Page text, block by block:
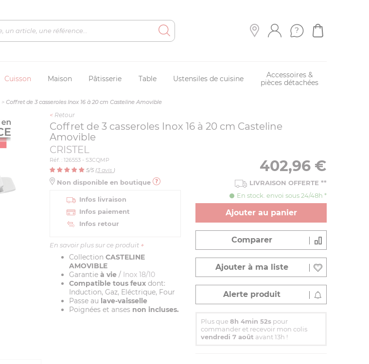
Cuisson Maison Pâtisserie Table Ustensiles de cuisine
Accessoires &
pièces détachées
> Coffret de 3 casseroles Inox 16 à 20 cm Casteline Amovible
< Retour
Coffret de 3 casseroles Inox 16 à 20 cm Casteline
Amovible
CRISTEL
402,96 €
LIVRAISON OFFERTE **
En stock. envoi sous 24/48h *
Ajouter au panier
Comparer
Ajouter à ma liste
Alerte produit
Plus que 8h 4min 51spour
commander et recevoir mon colis
vendredi 7 août avant 13h !
Réf. : 126553 - S3CQMP
5/5 (3 avis )
Non disponible en boutique
Infos livraison
Infos paiement
Infos retour
En savoir plus sur ce produit +
Collection CASTELINE
AMOVIBLE
Garantie à vie / Inox 18/10
Compatible tous feux dont:
Induction, Gaz, Eléctrique, Four
Passe au lave-vaisselle
Poignées et anses non incluses.